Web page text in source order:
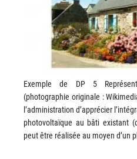
Exemple de DP 5
(photographie originale :
l’administration d’apprécier
photovoltaïque au bâti existant
peut être réalisée au moyen d’un